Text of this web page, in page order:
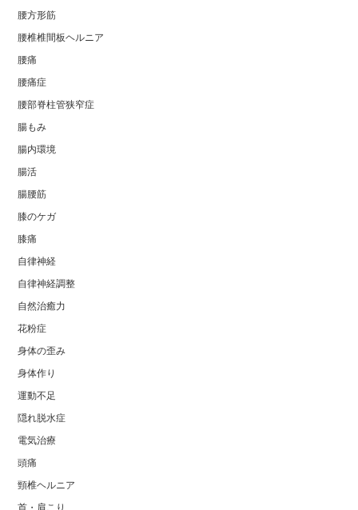
腰方形筋
腰椎椎間板ヘルニア
腰痛
腰痛症
腰部脊柱管狭窄症
腸もみ
腸内環境
腸活
腸腰筋
膝のケガ
膝痛
自律神経
自律神経調整
自然治癒力
花粉症
身体の歪み
身体作り
運動不足
隠れ脱水症
電気治療
頭痛
頸椎ヘルニア